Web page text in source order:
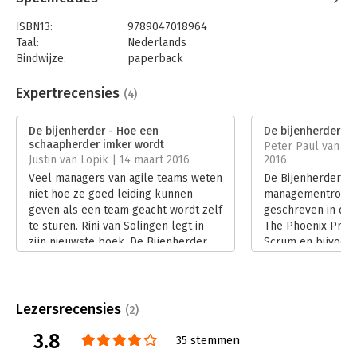
ISBN13:
9789047018964
Taal:
Nederlands
Bindwijze:
paperback
Uitgever:
Atlas-Contact
Verschijningsdatum:
Hoofdrubriek: Economie
Expertrecensies (4)
De bijenherder - Hoe een
schaapherder imker wordt
Justin van Lopik | 14 maart 2016
Veel managers van agile teams weten
niet hoe ze goed leiding kunnen
geven als een team geacht wordt zelf
te sturen. Rini van Solingen legt in
zijn nieuwste boek, De Bijenherder,
imker wordt.
De bijenherder
Peter Paul van
2016
De Bijenherder is
geschreven in de
The Phoenix
Scrum en
Lezersrecensies (2)
3.8 35 stemmen